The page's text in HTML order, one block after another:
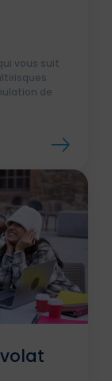
vous suit
de